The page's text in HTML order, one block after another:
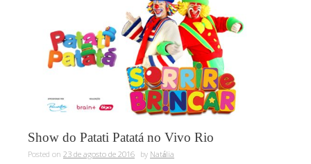
Show do Patati Patatá no Vivo Rio
Posted on 23 de agosto de 2016 byNatália